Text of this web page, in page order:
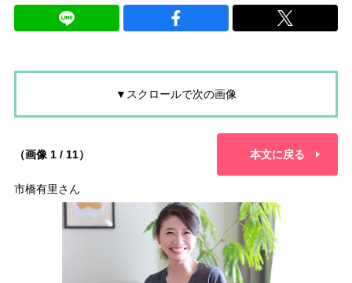
▼スクロールで次の画像
（画像 1 / 11） 本文に戻る
市橋有里さん